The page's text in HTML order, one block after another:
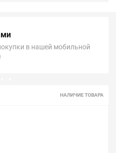
в нашей мобильной
НАЛИЧИЕ ТОВАРА